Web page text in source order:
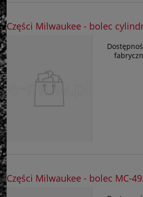
Części Milwaukee - bolec
Części Milwaukee - bolec MC-